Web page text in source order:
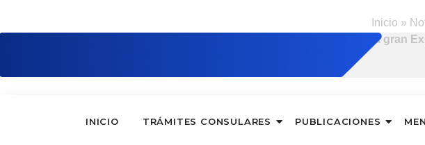
Inicio »
la gran
INICIO TRÁMITES CONSULARES PUBLICACIONES